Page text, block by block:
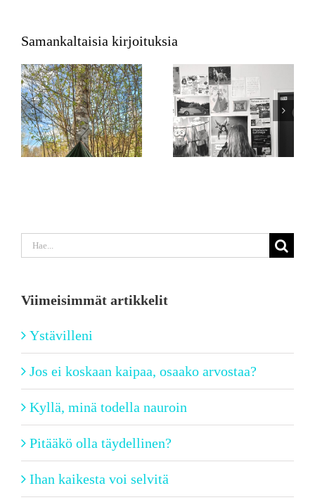
Samankaltaisia kirjoituksia
Etsi
Viimeisimmät artikkelit
Ystävilleni
Jos ei koskaan kaipaa, osaako arvostaa?
Kyllä, minä todella nauroin
Pitääkö olla täydellinen?
Ihan kaikesta voi selvitä